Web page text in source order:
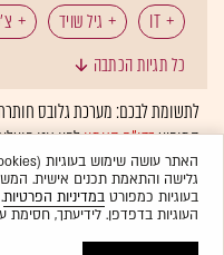
IT גיל שויד
כל תגיות הכתבה
לתשומת לבכם: מערכת גלובס חותרת
המופיעבדו"ח האמוןלפיו אנו
בלתי הולם אחר מסוננים בצורה
גלישה והתאמת תכנים אישית.
בעוגיות כמפורטבמדיניות הפרטיות
העוגיות בדפדפן. לידיעתך,